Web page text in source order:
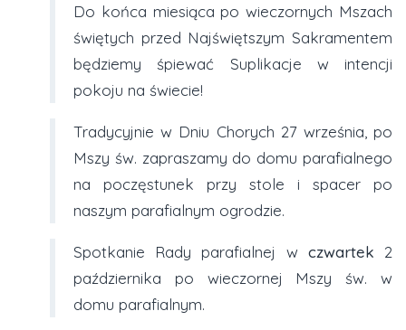
Do końca miesiąca po wieczornych Mszach
świętych przed Najświętszym Sakramentem
będziemy śpiewać Suplikacje w intencji
pokoju na świecie!
Tradycyjnie w Dniu Chorych 27 września, po
Mszy św. zapraszamy do domu parafialnego
na poczęstunek przy stole i spacer po
naszym parafialnym ogrodzie.
Spotkanie Rady parafialnej w czwartek 2
października po wieczornej Mszy św. w
domu parafialnym.